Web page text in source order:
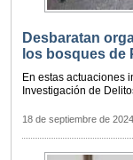
Desbaratan
los bosques de
En estas actuaciones
Investigación de
18 de septiembre de 2024